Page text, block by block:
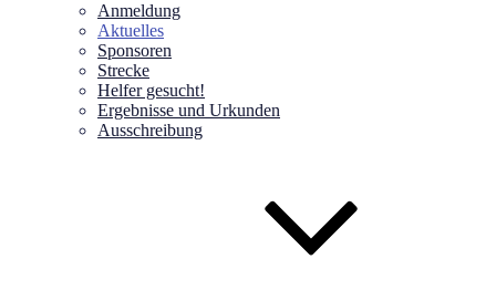
Anmeldung
Aktuelles
Sponsoren
Strecke
Helfer gesucht!
Ergebnisse und Urkunden
Ausschreibung